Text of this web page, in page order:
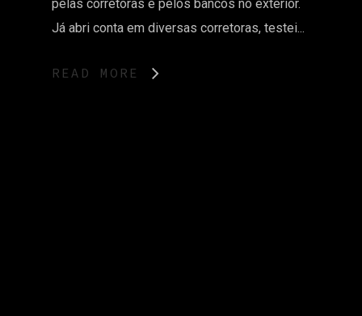
pelas corretoras e pelos bancos no exterior.
Já abri conta em diversas corretoras, testei...
READ MORE